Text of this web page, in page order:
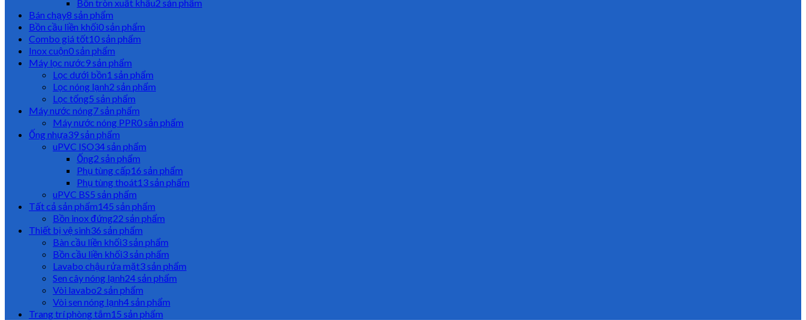
Bồn tròn xuất khẩu2 sản phẩm
Bán chạy8 sản phẩm
Bồn cầu liền khối0 sản phẩm
Combo giá tốt10 sản phẩm
Inox cuộn0 sản phẩm
Máy lọc nước9 sản phẩm
Lọc dưới bồn1 sản phẩm
Lọc nóng lạnh2 sản phẩm
Lọc tổng5 sản phẩm
Máy nước nóng7 sản phẩm
Máy nước nóng PPR0 sản phẩm
Ống nhựa39 sản phẩm
uPVC ISO34 sản phẩm
Ống2 sản phẩm
Phụ tùng cấp16 sản phẩm
Phụ tùng thoát13 sản phẩm
uPVC BS5 sản phẩm
Tất cả sản phẩm145 sản phẩm
Bồn inox đứng22 sản phẩm
Thiết bị vệ sinh36 sản phẩm
Bàn cầu liền khối3 sản phẩm
Bồn cầu liền khối3 sản phẩm
Lavabo chậu rửa mặt3 sản phẩm
Sen cây nóng lạnh24 sản phẩm
Vòi lavabo2 sản phẩm
Vòi sen nóng lạnh4 sản phẩm
Trang trí phòng tắm15 sản phẩm